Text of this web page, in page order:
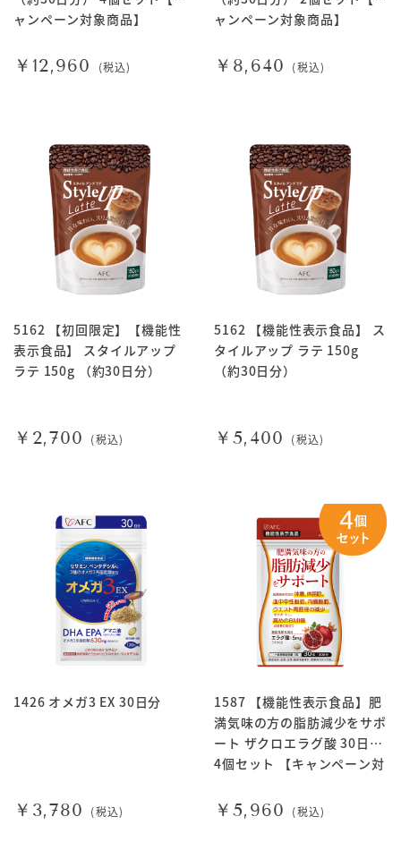
ャンペーン対象商品】
￥12,960 (税込)
ャンペーン対象商品】
￥8,640 (税込)
5162 【初回限定】【機能性
表示食品】 スタイルアップ
ラテ 150g （約30日分）
￥2,700 (税込)
5162 【機能性表示食品】 ス
タイルアップ ラテ 150g
（約30日分）
￥5,400 (税込)
1426 オメガ3 EX 30日分
￥3,780 (税込)
1587 【機能性表示食品】肥
満気味の方の脂肪減少をサポ
ート ザクロエラグ酸 30日分
4個セット 【キャンペーン対
￥5,960 (税込)